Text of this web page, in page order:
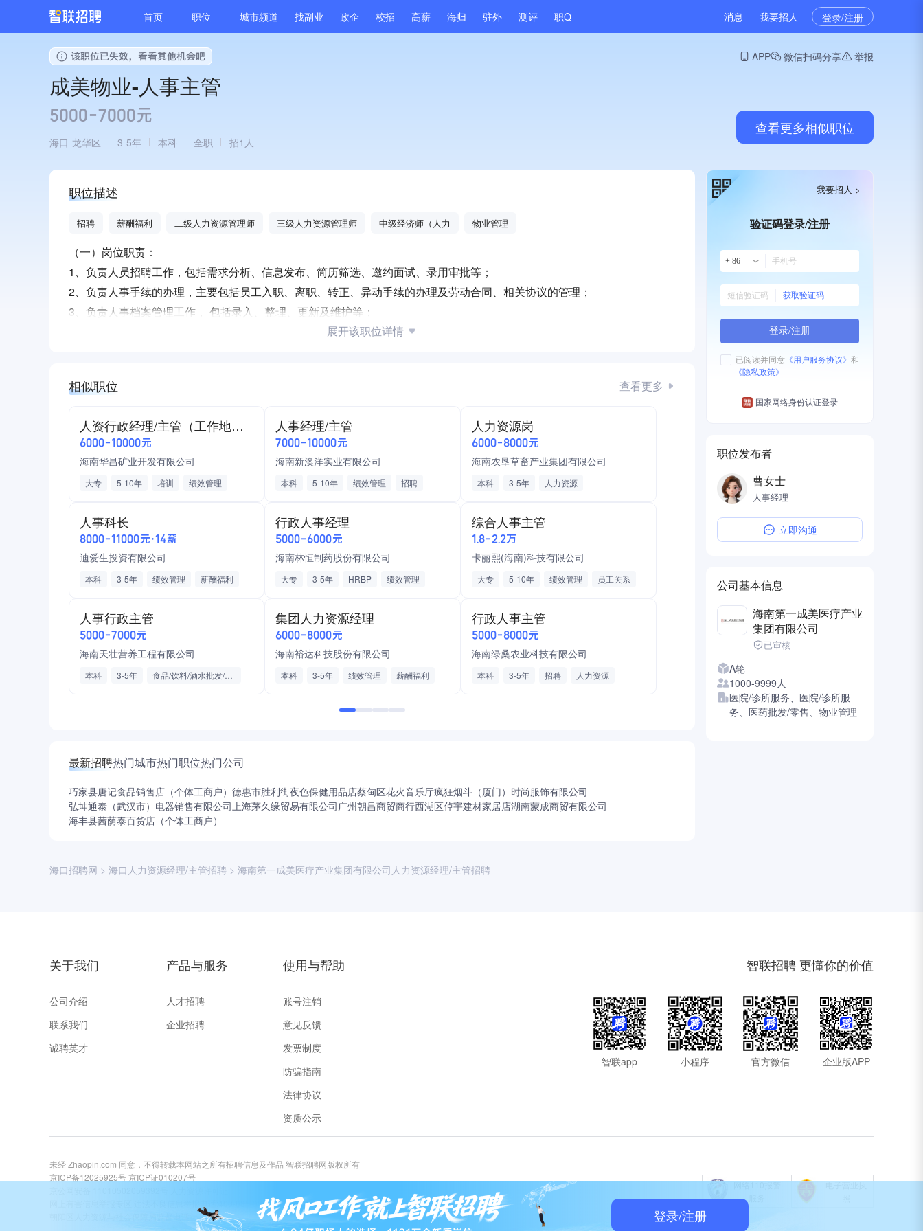
首页 职位 城市频道 找副业 政企 校招 高薪 海归 驻外 测评 职Q 消息 我要招人 登录/注册
APP 微信扫码分享 举报
成美物业-人事主管
5000-7000元
海口 龙华区 3-5年 本科 全职 招1人
查看更多相似职位
职位描述
招聘 薪酬福利 二级人力资源管理师 三级人力资源管理师 中级经济师（人力 物业管理
（一）岗位职责：
1、负责人员招聘工作，包括需求分析、信息发布、简历筛选、邀约面试、录用审批等；
2、负责人事手续的办理，主要包括员工入职、离职、转正、异动手续的办理及劳动合同、相关协议的管理；
3、负责人事档案管理工作， 包括录入、整理、更新及维护等；
7、根据岗位职能定位承担临时调整的其他职能。
1、男女不限，大学本科学历，人力资源类相关专业，持有人力资源相关证书优先考虑；
2、熟练使用Windows、Office系列办公软件；
3、2年以上招聘和培训工作经验；
4、熟悉人力资源管理各项实务操作，熟悉国家相关劳动人事法规政策，熟练掌握两个以上模块的工作；
上班地点：海口市秀英区长滨五路海南省肿瘤医院
职位福利：周末双休、带薪年假、绩效奖金、五险一金、团队气氛活泼、年轻化团队、员工食堂
展开该职位详情
相似职位 查看更多
人资行政经理/主管（工作地点：文昌市翁田镇）
6000-10000元
海南华昌矿业开发有限公司
大专 5-10年 培训
绩效管理
招聘
企业文化
贸易/进出口
矿产/冶金
年度免费体检
通讯补贴
过节福利
工作餐
年终分红
通讯补助
节日福利
定期体检
法定节假日
人事经理/主管
7000-10000元
海南新澳洋实业有限公司
本科 5-10年 绩效管理
招聘
年度绩效
新人入职培训
岗位技能培训
年度培训计划
慰问 劳动合同
人力资源岗
6000-8000元
海南农垦草畜产业集团有限公司
本科 3-5年
人力资源
人事科长
8000-11000元·14薪
迪爱生投资有限公司
本科 3-5年 绩效管理
薪酬福利
劳动合同
社会保险
部门培训
薪酬福利管理
行政人事经理
5000-6000元
海南林恒制药股份有限公司
大专 3-5年 HRBP
绩效管理
中级人力资源管理师
人力资源
企业服务
医药制造
职业规划
综合人事主管
1.8-2.2万
卡丽熙(海南)科技有限公司
大专 5-10年 绩效管理
员工关系
人事行政主管
5000-7000元
海南天壮营养工程有限公司
本科 3-5年
食品/饮料/酒水批发/零售/贸易
集团人力资源经理
6000-8000元
海南裕达科技股份有限公司
本科 3-5年 绩效管理
薪酬福利
薪酬调整
岗位晋升
行政人事主管
5000-8000元
海南绿桑农业科技有限公司
本科 3-5年 招聘 人力资源
最新招聘热门城市热门职位热门公司
巧家县唐记食品销售店（个体工商户） 德惠市胜利街夜色保健用品店蔡甸区花火音乐厅疯狂烟斗（厦门）时尚服饰有限公司
弘坤通泰（武汉市）电器销售有限公司上海茅久缘贸易有限公司广州朝昌商贸商行西湖区倬宇建材家居店湖南蒙成商贸有限公司
海丰县茜荫泰百货店（个体工商户）
海口招聘网 > 海口人力资源经理/主管招聘 > 海南第一成美医疗产业集团有限公司人力资源经理/主管招聘
登录/注册
验证码登录/注册
+ 86
获取验证码
登录/注册
已阅读并同意 《用户服务协议》 和
《隐私政策》
国家网络身份认证登录
我要招人 >
职位发布者
曹女士
人事经理
立即沟通
公司基本信息
海南第一成美医疗产业
集团有限公司
已审核
A轮
1000-9999人
医院/诊所服务、医院/诊所服
务、医药批发/零售、物业管理
关于我们
公司介绍
联系我们
诚聘英才
产品与服务
人才招聘
企业招聘
使用与帮助
账号注销
意见反馈
发票制度
防骗指南
法律协议
资质公示
智联招聘 更懂你的价值
智联app 小程序 官方微信 企业版APP
未经 Zhaopin.com 同意，不得转载本网站之所有招聘信息及作品 智联招聘网版权所有
京ICP备12025925号京ICP证010207号
违法不良信息举报电话:400-885-9898 关爱未成年举报热线:400-885-9898-3
网络110报警
电子营业执